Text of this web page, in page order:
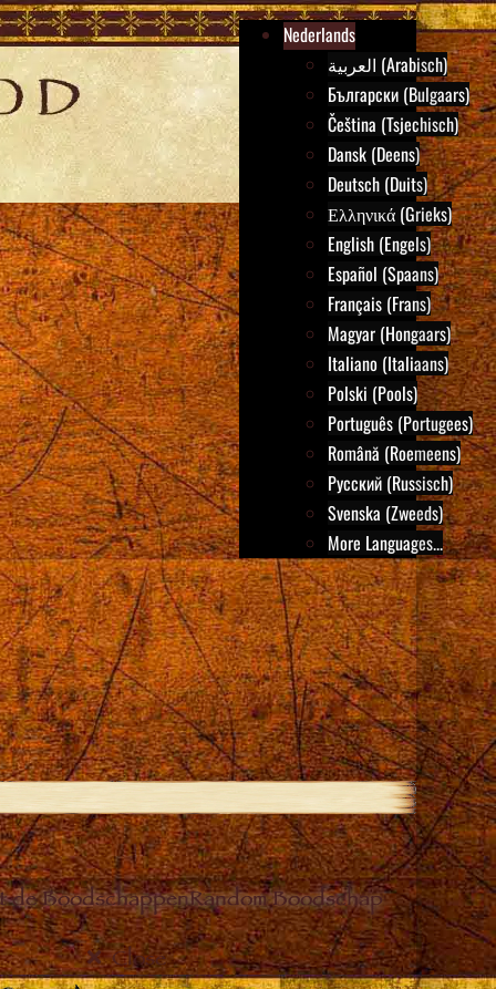
Nederlands
العربية (Arabisch)
Български (Bulgaars)
Čeština (Tsjechisch)
Dansk (Deens)
Deutsch (Duits)
Ελληνικά (Grieks)
English (Engels)
Español (Spaans)
Français (Frans)
Magyar (Hongaars)
Italiano (Italiaans)
Polski (Pools)
Português (Portugees)
Română (Roemeens)
Русский (Russisch)
Svenska (Zweeds)
More Languages...
de BoodschappenRandom Boodschap
Close